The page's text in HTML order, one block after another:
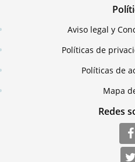
Aviso legal y
Políticas de
Políticas de
Mapa
Redes